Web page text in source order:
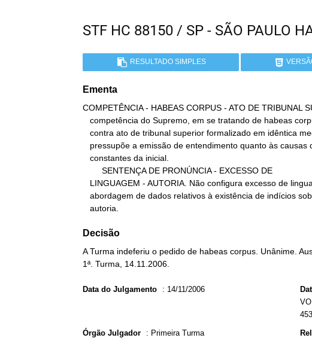
STF HC 88150 / SP - SÃO PAULO
RESULTADO SIMPLES
Ementa
COMPETÊNCIA - HABEAS CORPUS - ATO DE TRIBUNAL
   autoria.
Decisão
A Turma indeferiu o pedido de habeas corpus. Unânime.
1ª. Turma, 14.11.2006.
Data do Julgamento : 14/11/2006
Órgão Julgador : Primeira Turma